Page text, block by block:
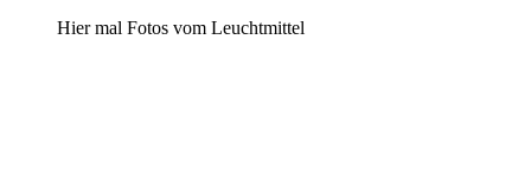
Hier mal Fotos vom Leuchtmittel